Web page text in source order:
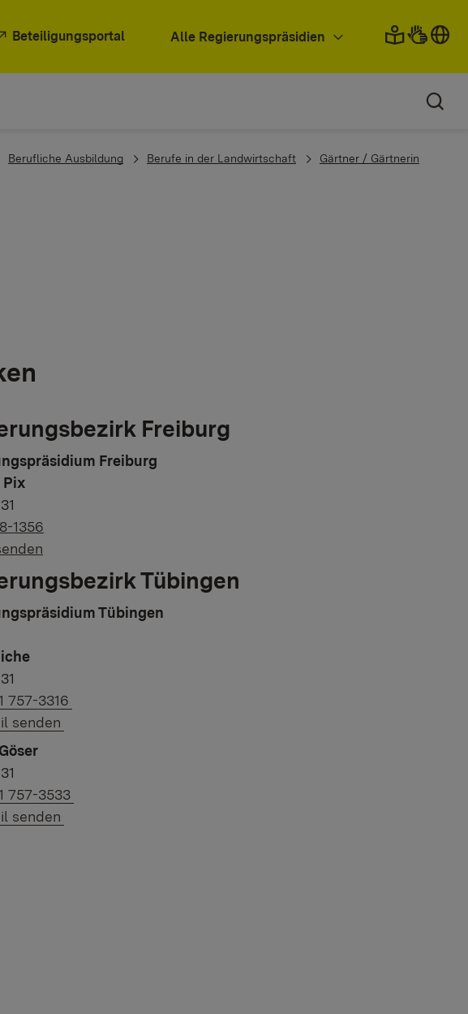
Beteiligungsportal Alle Regierungspräsidien
Berufliche Ausbildung Berufe in der Landwirtschaft
Gärtner / Gärtnerin
Freiburg
Freiburg
Pix
1356
Tübingen
Tübingen
phone number:
757-3316
e-mail:
senden
phone number:
757-3533
e-mail:
senden